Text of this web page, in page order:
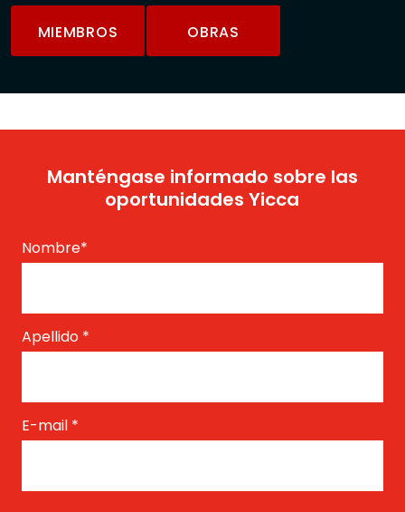
MIEMBROS OBRAS
Manténgase informado sobre las
oportunidades Yicca
Nombre*
Apellido *
E-mail *